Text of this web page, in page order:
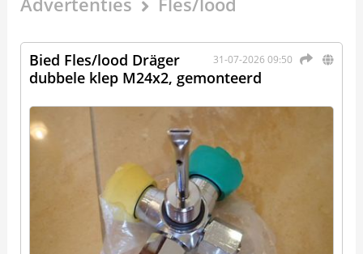
31-07-2026 09:50
Bied Fles/lood Dräger
dubbele klep M24x2, gemonteerd